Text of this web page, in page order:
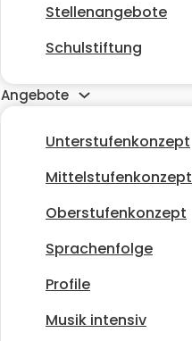
Stellenangebote
Schulstiftung
Angebote
Unterstufenkonzept
Mittelstufenkonzept
Oberstufenkonzept
Sprachenfolge
Profile
Musik intensiv